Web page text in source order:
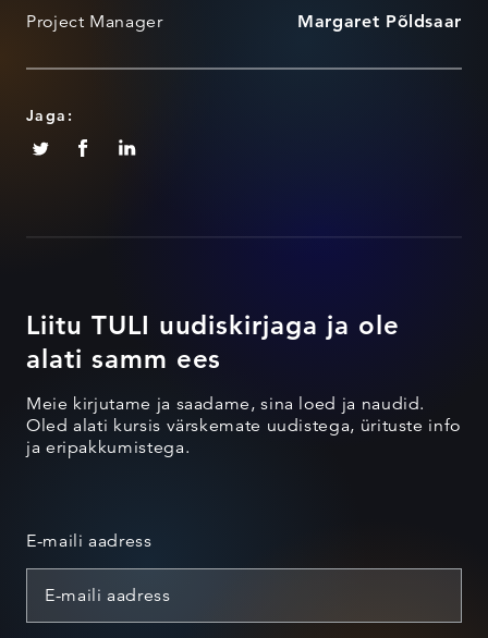
Project Manager Margaret Põldsaar
Jaga:
Liitu TULI uudiskirjaga ja ole
alati samm ees
Meie kirjutame ja saadame, sina loed ja naudid.
Oled alati kursis värskemate uudistega, ürituste info
ja eripakkumistega.
E-maili aadress